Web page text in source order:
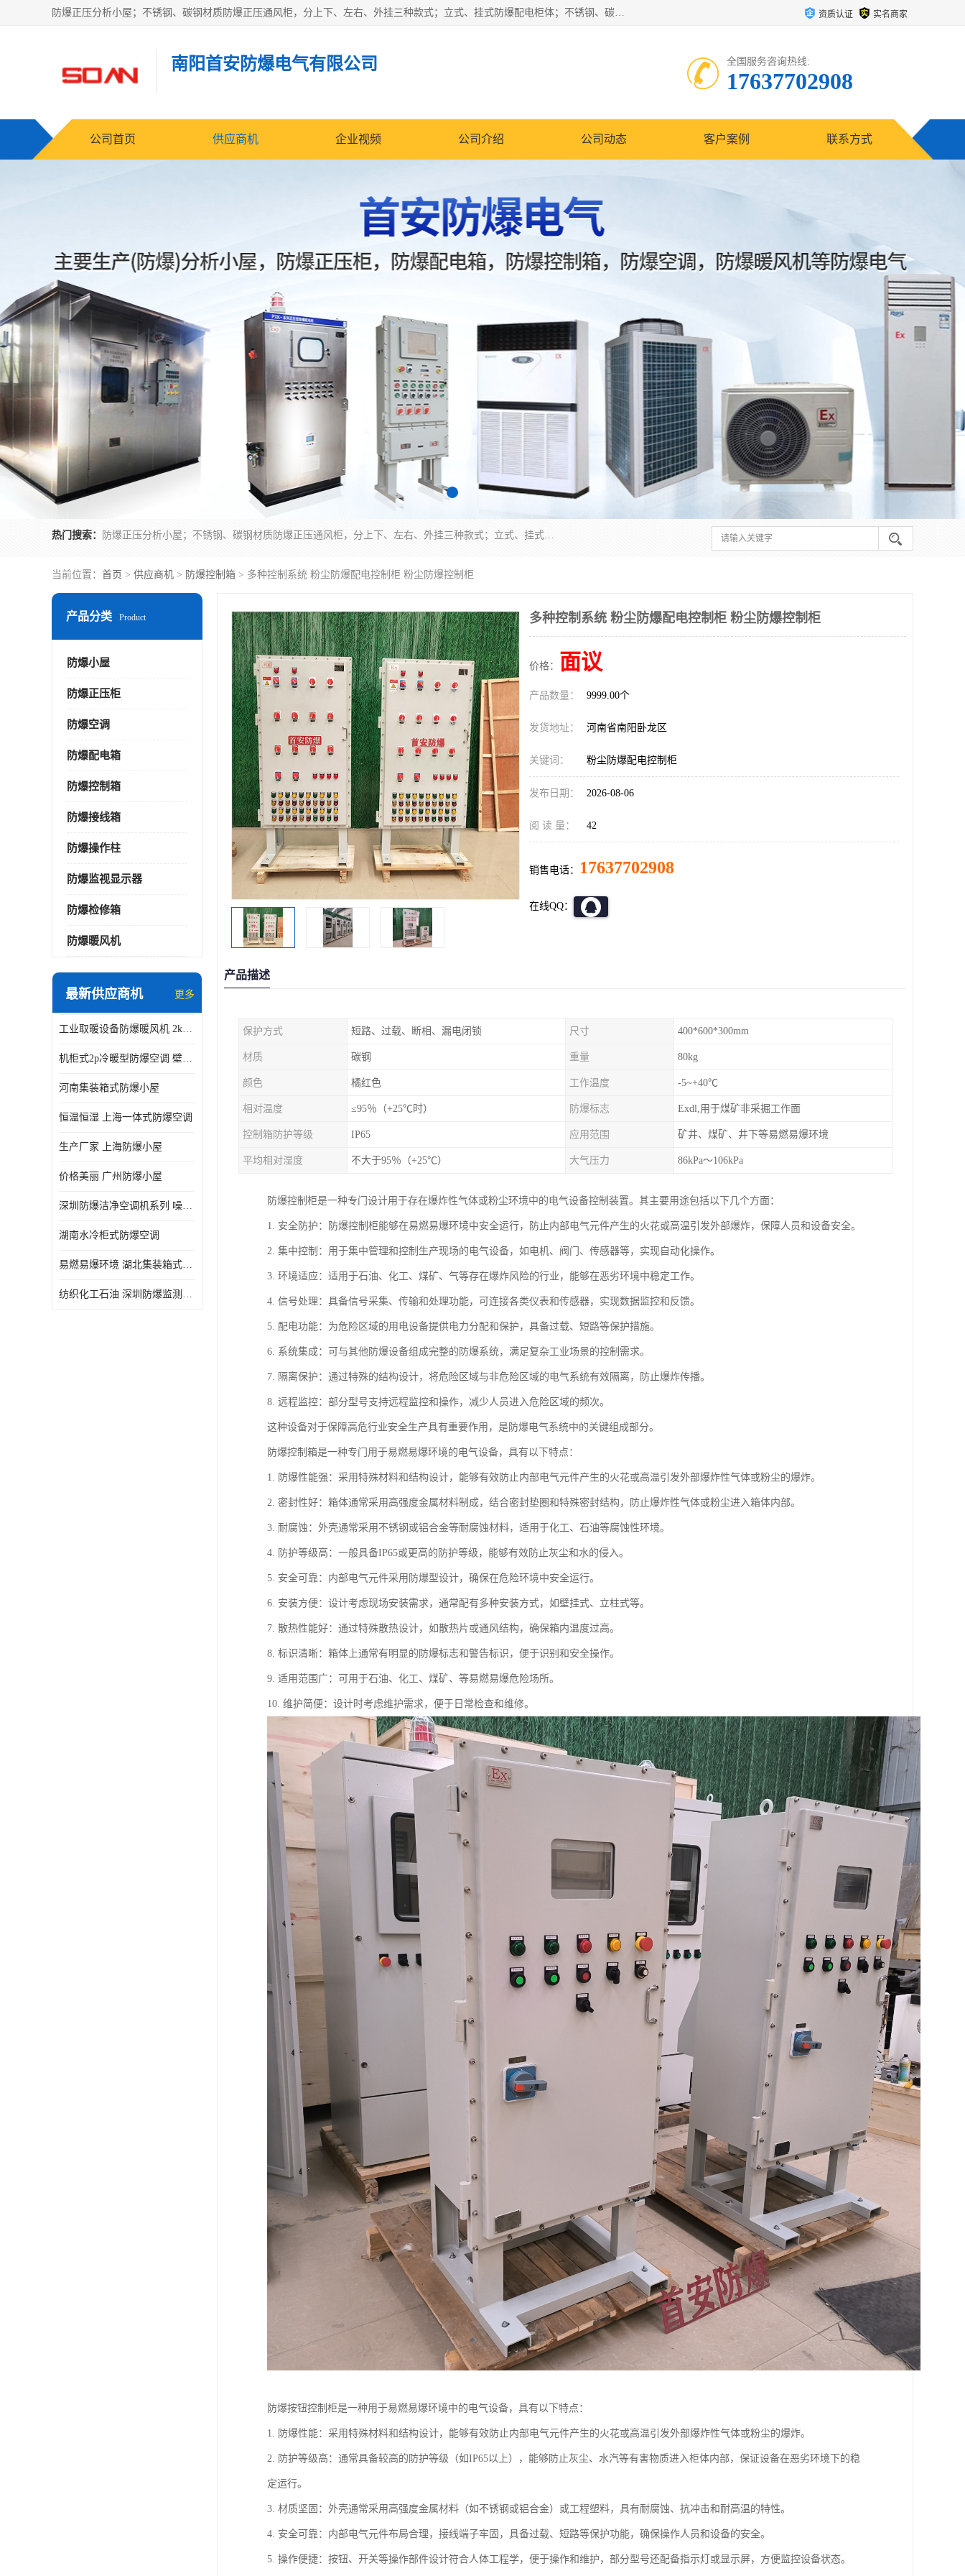
防爆正压分析小屋；不锈钢、碳钢材质防爆正压通风柜，分上下、左右、外挂三种款式；立式、挂式防爆配电柜体；不锈钢、碳钢防爆变频、磁力、星三角启动器；不锈钢、碳钢、铸铝防爆控制箱柜；可操作按键、多块式防爆仪表箱；多材质防爆接线箱；台式防爆电脑、防爆监视器。产品适配石油、化工、煤炭、电力、纺织、酿酒、航天、铁路、冶金、船舶、消防、市政等多行业工况使用。 资质认证 实名商家
南阳首安防爆电气有限公司 全国服务咨询热线:
17637702908
公司首页 供应商机 企业视频 公司介绍 公司动态 客户案例 联系方式
热门搜索： 防爆正压分析小屋；不锈钢、碳钢材质防爆正压通风柜，分上下、左右、外挂三种款式；立式、挂式防爆配电柜体；不锈钢、碳钢防爆变频、磁力、星三角启动器；不锈钢、碳钢、铸铝防爆控制箱柜；可操作按键、多块式防爆仪表箱；多材质防爆接线箱；台式防爆电脑、防爆监视器。产品适配石油、化工、煤炭、电力、纺织、酿酒、航天、铁路、冶金、船舶、消防、市政等多行业工况使用。
当前位置： 首页 > 供应商机 > 防爆控制箱 > 多种控制系统 粉尘防爆配电控制柜 粉尘防爆控制柜
产品分类 Product
防爆小屋
防爆正压柜
防爆空调
防爆配电箱
防爆控制箱
防爆接线箱
防爆操作柱
防爆监视显示器
防爆检修箱
防爆暖风机
最新供应商机 更多
工业取暖设备防爆暖风机 2kw-30kw 壁挂式、立式
机柜式2p冷暖型防爆空调 壁挂式防爆空调 定制厂家
河南集装箱式防爆小屋
恒温恒湿 上海一体式防爆空调
生产厂家 上海防爆小屋
价格美丽 广州防爆小屋
深圳防爆洁净空调机系列 噪音低
湖南水冷柜式防爆空调
易燃易爆环境 湖北集装箱式防爆小屋
纺织化工石油 深圳防爆监测小屋
多种控制系统 粉尘防爆配电控制柜 粉尘防爆控制柜
价格： 面议
产品数量： 9999.00个
发货地址： 河南省南阳卧龙区
关键词： 粉尘防爆配电控制柜
发布日期： 2026-08-06
阅 读 量： 42
销售电话： 17637702908
在线QQ：
产品描述
保护方式 短路、过载、断相、漏电闭锁 尺寸 400*600*300mm
材质 碳钢 重量 80kg
颜色 橘红色 工作温度 -5~+40℃
相对温度 ≤95％（+25℃时） 防爆标志 Exdl,用于煤矿非采掘工作面
控制箱防护等级 IP65 应用范围 矿井、煤矿、井下等易燃易爆环境
平均相对湿度 不大于95％（+25℃） 大气压力 86kPa～106kPa
防爆控制柜是一种专门设计用于存在爆炸性气体或粉尘环境中的电气设备控制装置。其主要用途包括以下几个方面：
1. 安全防护：防爆控制柜能够在易燃易爆环境中安全运行，防止内部电气元件产生的火花或高温引发外部爆炸，保障人员和设备安全。
2. 集中控制：用于集中管理和控制生产现场的电气设备，如电机、阀门、传感器等，实现自动化操作。
3. 环境适应：适用于石油、化工、煤矿、气等存在爆炸风险的行业，能够在恶劣环境中稳定工作。
4. 信号处理：具备信号采集、传输和处理功能，可连接各类仪表和传感器，实现数据监控和反馈。
5. 配电功能：为危险区域的用电设备提供电力分配和保护，具备过载、短路等保护措施。
6. 系统集成：可与其他防爆设备组成完整的防爆系统，满足复杂工业场景的控制需求。
7. 隔离保护：通过特殊的结构设计，将危险区域与非危险区域的电气系统有效隔离，防止爆炸传播。
8. 远程监控：部分型号支持远程监控和操作，减少人员进入危险区域的频次。
这种设备对于保障高危行业安全生产具有重要作用，是防爆电气系统中的关键组成部分。
防爆控制箱是一种专门用于易燃易爆环境的电气设备，具有以下特点：
1. 防爆性能强：采用特殊材料和结构设计，能够有效防止内部电气元件产生的火花或高温引发外部爆炸性气体或粉尘的爆炸。
2. 密封性好：箱体通常采用高强度金属材料制成，结合密封垫圈和特殊密封结构，防止爆炸性气体或粉尘进入箱体内部。
3. 耐腐蚀：外壳通常采用不锈钢或铝合金等耐腐蚀材料，适用于化工、石油等腐蚀性环境。
4. 防护等级高：一般具备IP65或更高的防护等级，能够有效防止灰尘和水的侵入。
5. 安全可靠：内部电气元件采用防爆型设计，确保在危险环境中安全运行。
6. 安装方便：设计考虑现场安装需求，通常配有多种安装方式，如壁挂式、立柱式等。
7. 散热性能好：通过特殊散热设计，如散热片或通风结构，确保箱内温度过高。
8. 标识清晰：箱体上通常有明显的防爆标志和警告标识，便于识别和安全操作。
9. 适用范围广：可用于石油、化工、煤矿、等易燃易爆危险场所。
10. 维护简便：设计时考虑维护需求，便于日常检查和维修。
防爆按钮控制柜是一种用于易燃易爆环境中的电气设备，具有以下特点：
1. 防爆性能：采用特殊材料和结构设计，能够有效防止内部电气元件产生的火花或高温引发外部爆炸性气体或粉尘的爆炸。
2. 防护等级高：通常具备较高的防护等级（如IP65以上），能够防止灰尘、水汽等有害物质进入柜体内部，保证设备在恶劣环境下的稳
定运行。
3. 材质坚固：外壳通常采用高强度金属材料（如不锈钢或铝合金）或工程塑料，具有耐腐蚀、抗冲击和耐高温的特性。
4. 安全可靠：内部电气元件布局合理，接线端子牢固，具备过载、短路等保护功能，确保操作人员和设备的安全。
5. 操作便捷：按钮、开关等操作部件设计符合人体工程学，便于操作和维护，部分型号还配备指示灯或显示屏，方便监控设备状态。